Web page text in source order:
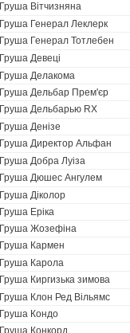
Груша Вітчизняна
Груша Генерал Леклерк
Груша Генерал Тотлебен
Груша Девеці
Груша Делакома
Груша Дельбар Прем'єр
Груша Дельбарью RX
Груша Денізе
Груша Директор Альфан
Груша Добра Луіза
Груша Дюшес Ангулем
Груша Діколор
Груша Еріка
Груша Жозефіна
Груша Кармен
Груша Карола
Груша Киргизька зимова
Груша Клон Ред Вільямс
Груша Кондо
Груша Конкорд